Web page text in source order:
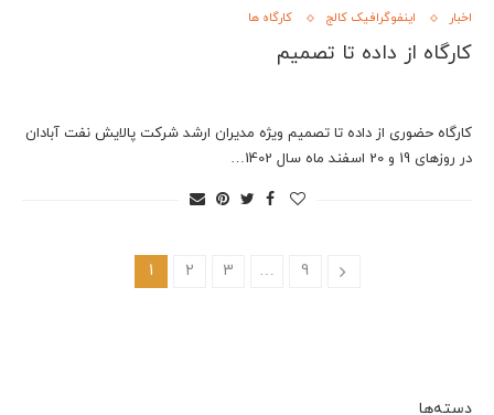
اخبار اینفوگرافیک کالج کارگاه ها
کارگاه از داده تا تصمیم
کارگاه حضوری از داده تا تصمیم ویژه مدیران ارشد شرکت پالایش نفت آبادان
در روزهای 19 و 20 اسفند ماه سال 1402…
1 2 3 … 9
دسته‌ها